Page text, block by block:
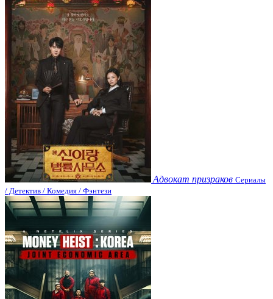
Адвокат призраков Сериалы
/ Детектив / Комедия / Фэнтези